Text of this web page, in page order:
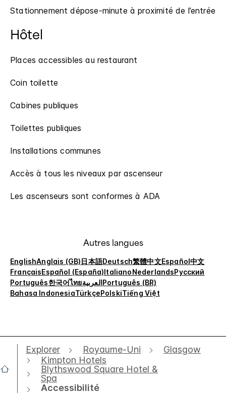
Stationnement dépose-minute à proximité de l’entrée
Hôtel
Places accessibles au restaurant
Coin toilette
Cabines publiques
Toilettes publiques
Installations communes
Accès à tous les niveaux par ascenseur
Les ascenseurs sont conformes à ADA
Autres langues
EnglishAnglais (GB)日本語Deutsch繁體中文Español中文
FrançaisEspañol (España)ItalianoNederlandsРусский
Português한국어ไทยالعربيةPortuguês (BR)
Bahasa IndonesiaTürkçePolskiTiếng Việt
Explorer Royaume-Uni
Glasgow
Kimpton Hotels
Blythswood Square Hotel &
Spa
Accessibilité